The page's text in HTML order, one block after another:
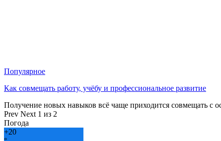
Популярное
Как совмещать работу, учёбу и профессиональное развитие
Получение новых навыков всё чаще приходится совмещать с
Prev Next 1 из 2
Погода
+20